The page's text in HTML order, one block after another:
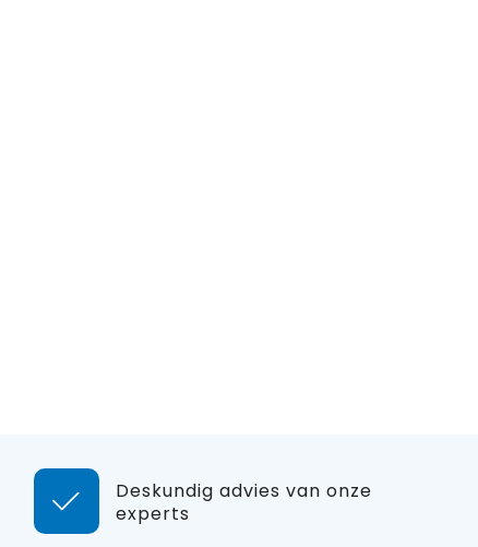
Deskundig advies van onze
experts